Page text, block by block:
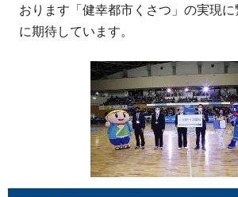
おります「健幸都市くさつ」の実現
に期待しています。